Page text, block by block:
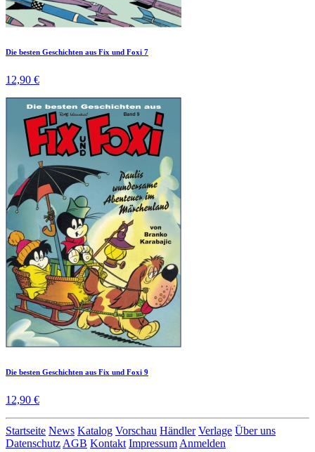
Die besten Geschichten aus Fix und Foxi 7
12,90 €
Die besten Geschichten aus Fix und Foxi 9
12,90 €
Startseite News Katalog Vorschau Händler Verlage Über uns
Datenschutz AGB Kontakt Impressum Anmelden